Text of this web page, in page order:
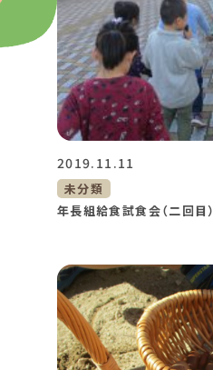
2019.11.11
未分類
年長組給食試食会（二回目）